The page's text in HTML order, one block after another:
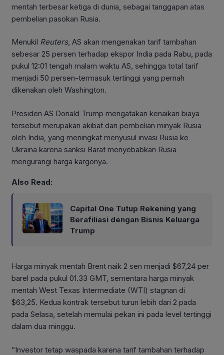
mentah terbesar ketiga di dunia, sebagai tanggapan atas
pembelian pasokan Rusia.
Menukil Reuters, AS akan mengenakan tarif tambahan
sebesar 25 persen terhadap ekspor India pada Rabu, pada
pukul 12:01 tengah malam waktu AS, sehingga total tarif
menjadi 50 persen-termasuk tertinggi yang pernah
dikenakan oleh Washington.
Presiden AS Donald Trump mengatakan kenaikan biaya
tersebut merupakan akibat dari pembelian minyak Rusia
oleh India, yang meningkat menyusul invasi Rusia ke
Ukraina karena sanksi Barat menyebabkan Rusia
mengurangi harga kargonya.
Also Read:
Capital One Tutup Rekening yang
Berafiliasi dengan Bisnis Keluarga
Trump
Harga minyak mentah Brent naik 2 sen menjadi $67,24 per
barel pada pukul 01.33 GMT, sementara harga minyak
mentah West Texas Intermediate (WTI) stagnan di
$63,25. Kedua kontrak tersebut turun lebih dari 2 pada
pada Selasa, setelah memulai pekan ini pada level tertinggi
dalam dua minggu.
“Investor tetap waspada karena tarif tambahan terhadap